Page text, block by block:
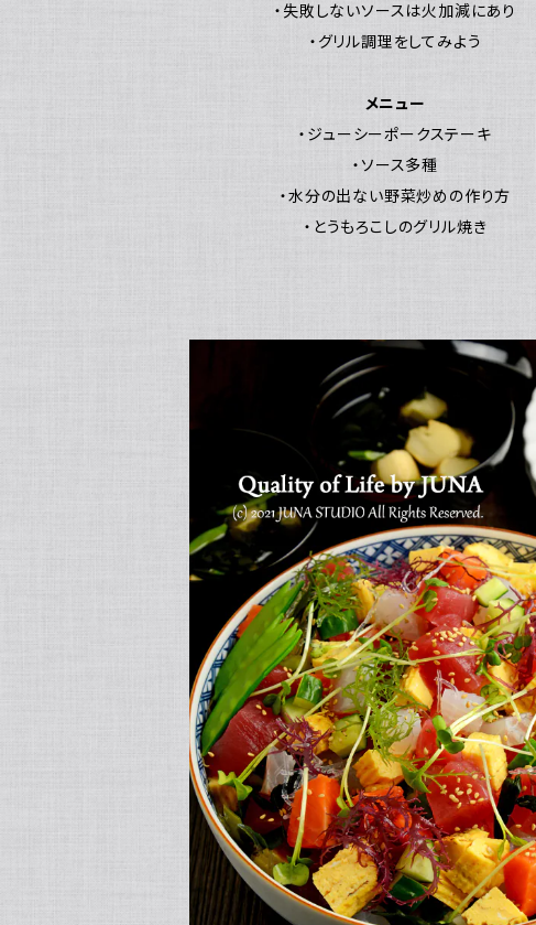
・失敗しないソースは火加減にあり
・グリル調理をしてみよう
メニュー
・ジューシーポークステーキ
・ソース多種
・水分の出ない野菜炒めの作り方
・とうもろこしのグリル焼き